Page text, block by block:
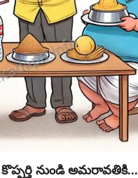
నుండి అమరావతికి...